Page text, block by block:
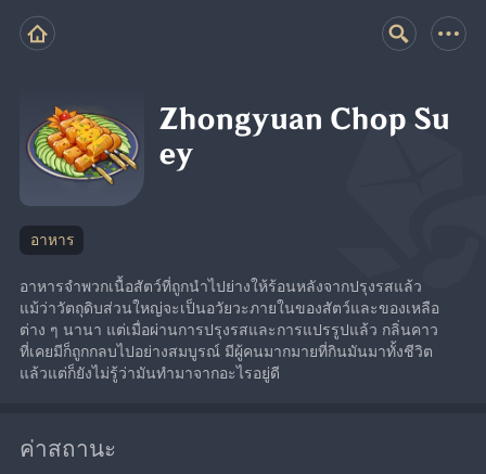
Zhongyuan Chop Su
ey
อาหาร
อาหารจำพวกเนื้อสัตว์ที่ถูกนำไปย่างให้ร้อนหลังจากปรุงรสแล้ว
แม้ว่าวัตถุดิบส่วนใหญ่จะเป็นอวัยวะภายในของสัตว์และของเหลือ
ต่าง ๆ นานา แต่เมื่อผ่านการปรุงรสและการแปรรูปแล้ว กลิ่นคาว
ที่เคยมีก็ถูกกลบไปอย่างสมบูรณ์ มีผู้คนมากมายที่กินมันมาทั้งชีวิต
แล้วแต่ก็ยังไม่รู้ว่ามันทำมาจากอะไรอยู่ดี
ค่าสถานะ